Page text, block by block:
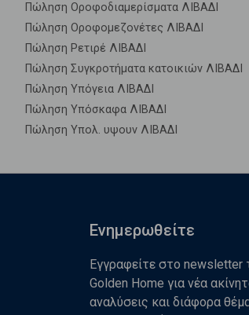
Πώληση Οροφοδιαμερίσματα ΛΙΒΑΔΙ
Πώληση Οροφομεζονέτες ΛΙΒΑΔΙ
Πώληση Ρετιρέ ΛΙΒΑΔΙ
Πώληση Συγκροτήματα κατοικιών ΛΙΒΑΔΙ
Πώληση Υπόγεια ΛΙΒΑΔΙ
Πώληση Υπόσκαφα ΛΙΒΑΔΙ
Πώληση Υπολ. υψουν ΛΙΒΑΔΙ
Ενημερωθείτε
Εγγραφείτε στο newsletter
Golden Home για νέα
αναλύσεις και διάφορα